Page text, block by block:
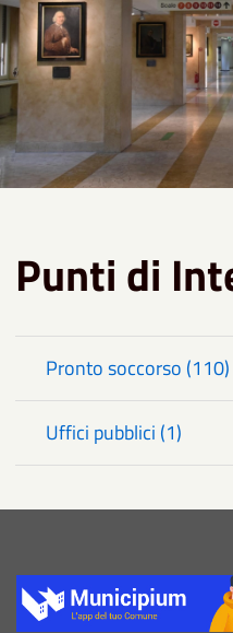
Punti di
Pronto soccorso (110)
Uffici pubblici (1)
Title